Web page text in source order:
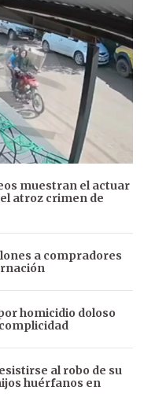
muestran el actuar
atroz crimen de
a compradores
homicidio doloso
al robo de su
huérfanos en